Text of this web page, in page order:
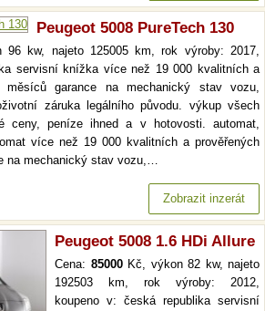
Peugeot 5008 PureTech 130
96 kw, najeto 125005 km, rok výroby: 2017,
servisní knížka více než 19 000 kvalitních a
garance na mechanický stav vozu,
záruka legálního původu. výkup všech
ceny, peníze ihned a v hotovosti. automat,
více než 19 000 kvalitních a prověřených
na mechanický stav vozu,…
Zobrazit inzerát
Peugeot 5008 1.6 HDi Allure
Cena: 85000Kč, výkon 82 kw, najeto
192503 km, rok výroby: 2012,
koupeno v: česká republika servisní